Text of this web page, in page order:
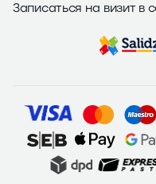
Записаться на визит в